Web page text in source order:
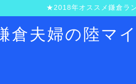
★2018年オススメ鎌倉ラ
倉夫婦の陸マ